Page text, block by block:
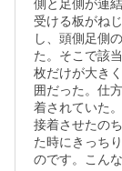
側と足側が連
受ける板がね
し、頭側足側
た。そこで該
枚だけが大き
囲だった。仕
着されていた
接着させたの
た時にきっち
のです。こん